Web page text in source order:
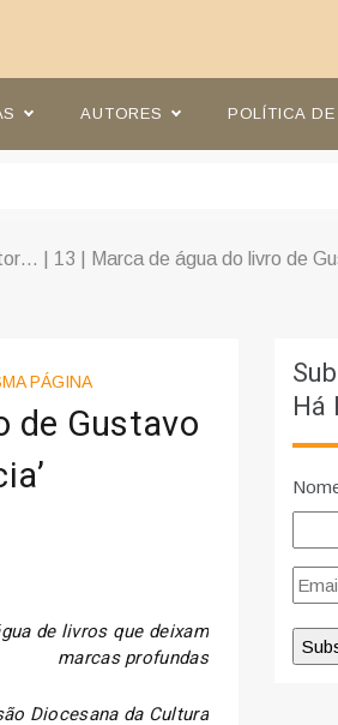
AUTORES POLÍTICA
| 13 | Marca de água do livro de
PÁGINA
de Gustavo
de livros que deixam
marcas profundas
Diocesana da Cultura
Há